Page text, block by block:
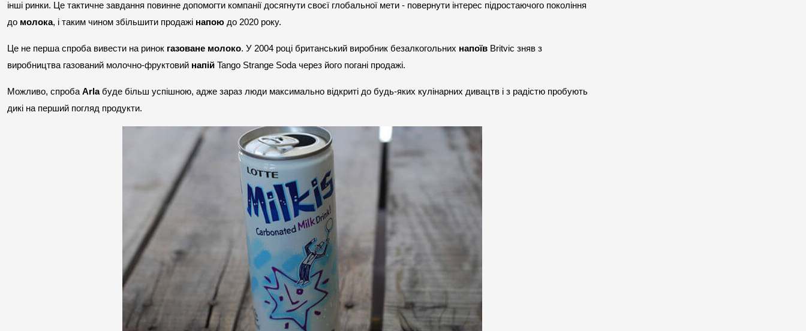
інші ринки. Це тактичне завдання повинне допомогти компанії досягнути своєї глобальної мети - повернути інтерес підростаючого покоління
до молока, і таким чином збільшити продажі напою до 2020 року.
Це не перша спроба вивести на ринок газоване молоко. У 2004 році британський виробник безалкогольних напоїв Britvic зняв з
виробництва газований молочно-фруктовий напій Tango Strange Soda через його погані продажі.
Можливо, спроба Arla буде більш успішною, адже зараз люди максимально відкриті до будь-яких кулінарних дивацтв і з радістю пробують
дикі на перший погляд продукти.